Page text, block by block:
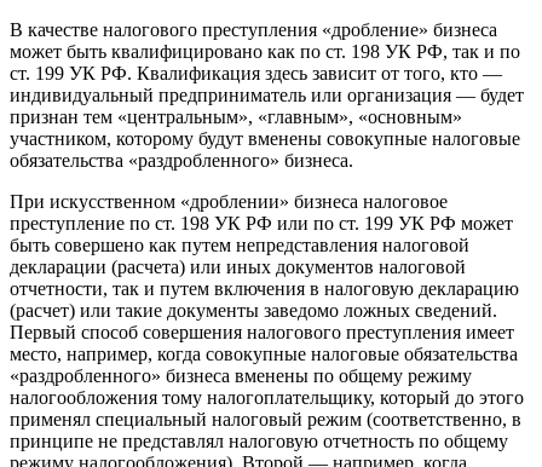
В качестве налогового преступления «дробление» бизнеса
может быть квалифицировано как по ст. 198 УК РФ, так и по
ст. 199 УК РФ. Квалификация здесь зависит от того, кто —
индивидуальный предприниматель или организация — будет
признан тем «центральным», «главным», «основным»
участником, которому будут вменены совокупные налоговые
обязательства «раздробленного» бизнеса.
При искусственном «дроблении» бизнеса налоговое
преступление по ст. 198 УК РФ или по ст. 199 УК РФ может
быть совершено как путем непредставления налоговой
декларации (расчета) или иных документов налоговой
отчетности, так и путем включения в налоговую декларацию
(расчет) или такие документы заведомо ложных сведений.
Первый способ совершения налогового преступления имеет
место, например, когда совокупные налоговые обязательства
«раздробленного» бизнеса вменены по общему режиму
налогообложения тому налогоплательщику, который до этого
применял специальный налоговый режим (соответственно, в
принципе не представлял налоговую отчетность по общему
режиму налогообложения). Второй — например, когда